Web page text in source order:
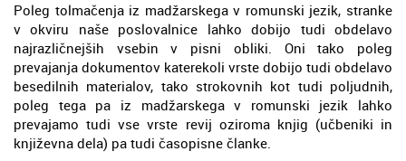
Poleg tolmačenja iz madžarskega v romunski jezik, stranke
v okviru naše poslovalnice lahko dobijo tudi obdelavo
najrazličnejših vsebin v pisni obliki. Oni tako poleg
prevajanja dokumentov katerekoli vrste dobijo tudi obdelavo
besedilnih materialov, tako strokovnih kot tudi poljudnih,
poleg tega pa iz madžarskega v romunski jezik lahko
prevajamo tudi vse vrste revij oziroma knjig (učbeniki in
književna dela) pa tudi časopisne članke.